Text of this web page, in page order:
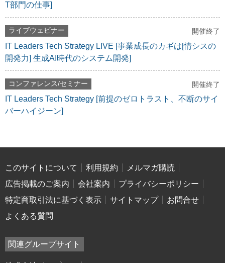
T部門の仕事]
ライブウェビナー 開催終了
IT Leaders Tech Strategy LIVE [事業成長のカギは[情シスの
開発力] 生成AI時代のシステム開発]
コンファレンス/セミナー 開催終了
IT Leaders Tech Strategy [前提のゼロトラスト、不断のサイ
バーハイジーン]
このサイトについて 利用規約
メルマガ購読
広告掲載のご案内
会社案内
プライバシーポリシー
特定商取引法に基づく表示
サイトマップ
お問合せ
よくある質問
関連グループサイト